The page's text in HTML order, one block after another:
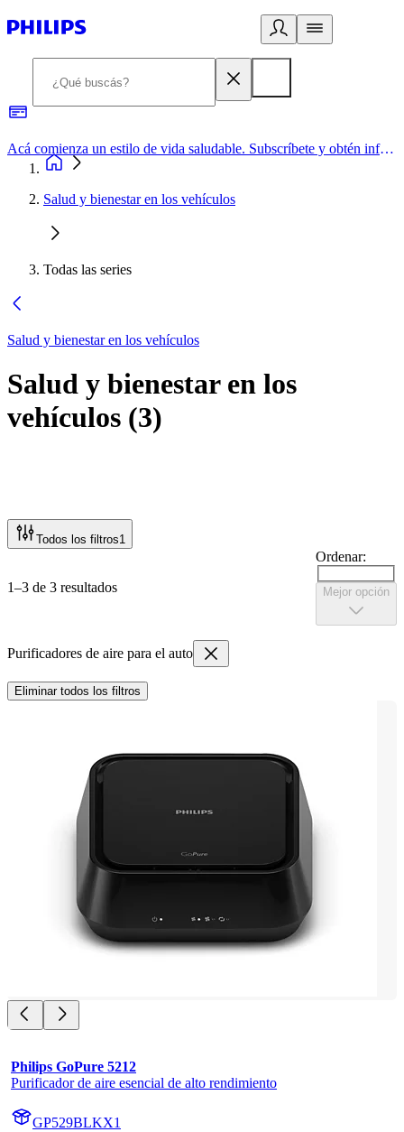
Acá comienza un estilo de vida saludable. Subscríbete y obtén información de primera mano
Salud y bienestar en los vehículos
Todas las series
Salud y bienestar en los vehículos
Salud y bienestar en los
vehículos (3)
Todos los filtros1
1–3 de 3 resultados
Ordenar:
Mejor opción
Purificadores de aire para el auto
Eliminar todos los filtros
Philips GoPure 5212
Purificador de aire esencial de alto rendimiento
GP529BLKX1